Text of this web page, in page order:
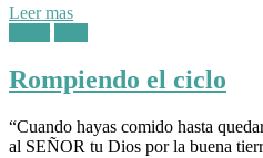
Leer mas
Posted
Rompiendo el ciclo
“Cuando hayas comido hasta
al SEÑOR tu Dios por la buena